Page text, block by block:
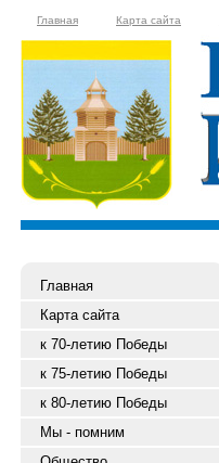
Главная Карта сайта
Главная
Карта сайта
к 70-летию Победы
к 75-летию Победы
к 80-летию Победы
Мы - помним